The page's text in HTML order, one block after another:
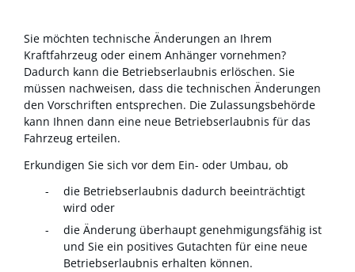
Sie möchten technische Änderungen an Ihrem
Kraftfahrzeug oder einem Anhänger vornehmen?
Dadurch kann die Betriebserlaubnis erlöschen. Sie
müssen nachweisen, dass die technischen Änderungen
den Vorschriften entsprechen. Die Zulassungsbehörde
kann Ihnen dann eine neue Betriebserlaubnis für das
Fahrzeug erteilen.
Erkundigen Sie sich vor dem Ein- oder Umbau, ob
die Betriebserlaubnis dadurch beeinträchtigt
wird oder
die Änderung überhaupt genehmigungsfähig ist
und Sie ein positives Gutachten für eine neue
Betriebserlaubnis erhalten können.